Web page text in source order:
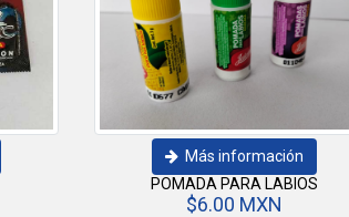
Más información
POMADA PARA LABIOS
$6.00 MXN